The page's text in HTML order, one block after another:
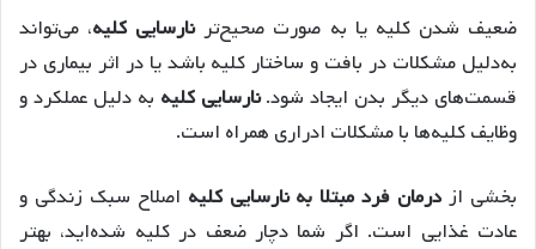
ضعیف شدن کلیه یا به صورت صحیح‌ترنارسایی کلیه، می‌تواند
به‌دلیل مشکلات در بافت و ساختار کلیه باشد یا در اثر بیماری در
قسمت‌های دیگر بدن ایجاد شود.نارسایی کلیه به دلیل عملکرد و
وظایف کلیه‌ها با مشکلات ادراری همراه است.
بخشی ازدرمان فرد مبتلا به نارسایی کلیه اصلاح سبک زندگی و
عادت غذایی است. اگر شما دچار ضعف در کلیه شده‌اید، بهتر